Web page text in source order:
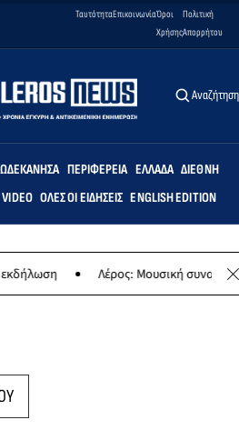
ΤαυτότηταΕπικοινωνίαΌροι
Χρήσης
Πολιτική
Απορρήτου
Αναζήτηση
ΠΕΡΙΦΈΡΕΙΑ ΕΛΛΆΔΑ ΔΙΕΘΝΉ
ΌΛΕΣ ΟΙ ΕΙΔΉΣΕΙΣ ENGLISH EDITION
Λέρος: Μουσική συναυλία